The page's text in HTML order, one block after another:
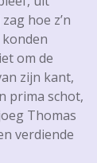
hoe z’n
om de
zijn kant,
prima schot,
Thomas
verdiende